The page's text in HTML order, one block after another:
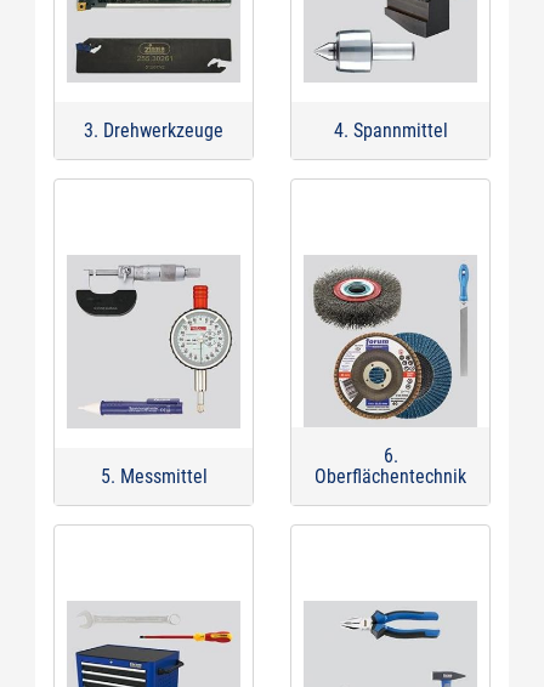
3. Drehwerkzeuge 4. Spannmittel
5. Messmittel
6.
Oberflächentechnik